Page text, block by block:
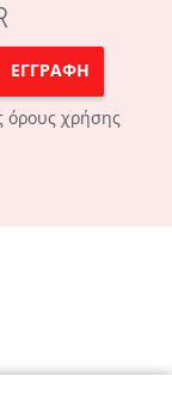
ΕΓΓΡΑΦΗ
όρους χρήσης